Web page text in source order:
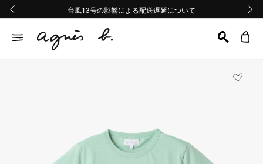
熊本地域地震の影響による配送遅延について
Summer Sale 2buy10%OFF!!
台風13号の影響による配送遅延について
熊本地域地震の影響による配送遅延について
Summer Sale 2buy10%OFF!!